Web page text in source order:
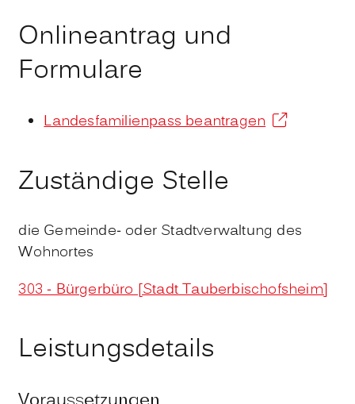
Onlineantrag und
Formulare
Landesfamilienpass beantragen
Zuständige Stelle
die Gemeinde- oder Stadtverwaltung des
Wohnortes
303 - Bürgerbüro [Stadt Tauberbischofsheim]
Leistungsdetails